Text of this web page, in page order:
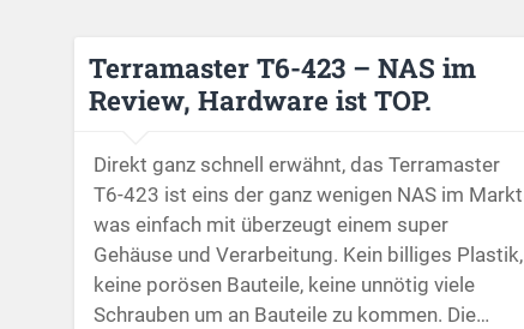
Terramaster T6-423 – NAS im
Review, Hardware ist TOP.
Direkt ganz schnell erwähnt, das Terramaster
T6-423 ist eins der ganz wenigen NAS im Markt
was einfach mit überzeugt einem super
Gehäuse und Verarbeitung. Kein billiges Plastik,
keine porösen Bauteile, keine unnötig viele
Schrauben um an Bauteile zu kommen. Die…